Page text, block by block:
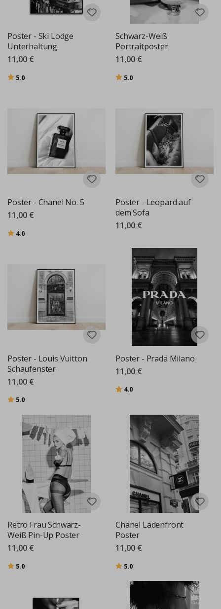
Poster - Ski Lodge
Unterhaltung
11,00 €
Bewertung:
5.0
Schwarz-Weiß
Portraitposter
11,00 €
Bewertung:
5.0
Poster - Chanel No. 5
11,00 €
Bewertung:
4.0
Poster - Leopard auf
dem Sofa
11,00 €
Poster - Louis Vuitton
Schaufenster
11,00 €
Bewertung:
5.0
Poster - Prada Milano
11,00 €
Bewertung:
4.0
Retro Frau Schwarz-
Weiß Pin-Up Poster
11,00 €
Bewertung:
5.0
Chanel Ladenfront
Poster
11,00 €
Bewertung:
5.0